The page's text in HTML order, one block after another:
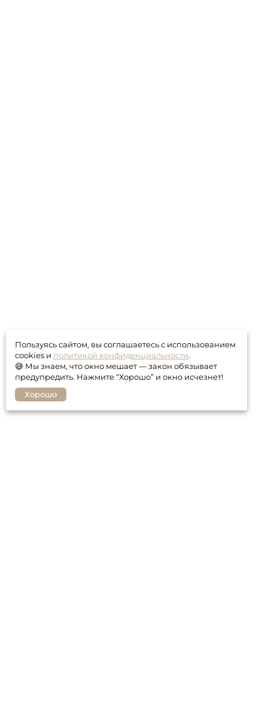
Пользуясь сайтом, вы соглашаетесь с использованием
cookies и политикой конфиденциальности.
😅 Мы знаем, что окно мешает — закон обязывает
предупредить. Нажмите “Хорошо” и окно исчезнет!
Хорошо